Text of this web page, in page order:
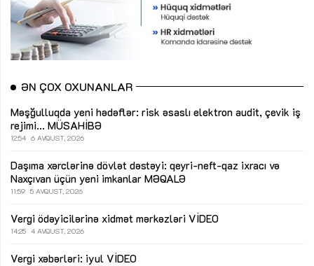
ƏN ÇOX OXUNANLAR
Məşğulluqda yeni hədəflər: risk əsaslı elektron audit, çevik iş
rejimi... MÜSAHİBƏ
12:54 6 AVQUST, 2026
Daşıma xərclərinə dövlət dəstəyi: qeyri-neft-qaz ixracı və
Naxçıvan üçün yeni imkanlar MƏQALƏ
11:59 5 AVQUST, 2026
Vergi ödəyicilərinə xidmət mərkəzləri VİDEO
14:25 4 AVQUST, 2026
Vergi xəbərləri: iyul VİDEO